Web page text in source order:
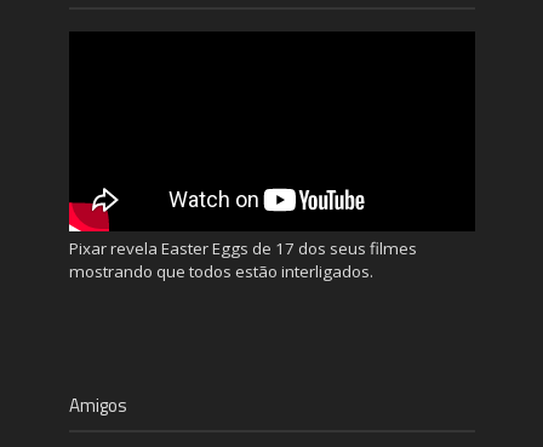
Pixar revela Easter Eggs de 17 dos seus filmes
mostrando que todos estão interligados.
Amigos